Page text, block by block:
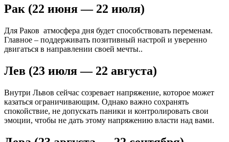
Рак (22 июня — 22 июля)
Для Раков атмосфера дня будет способствовать переменам.
Главное – поддерживать позитивный настрой и уверенно
двигаться в направлении своей мечты..
Лев (23 июля — 22 августа)
Внутри Львов сейчас созревает напряжение, которое может
казаться ограничивающим. Однако важно сохранять
спокойствие, не допускать паники и контролировать свои
эмоции, чтобы не дать этому напряжению власти над вами.